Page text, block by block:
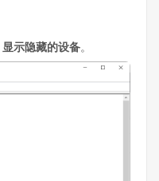
显示隐藏的设备。